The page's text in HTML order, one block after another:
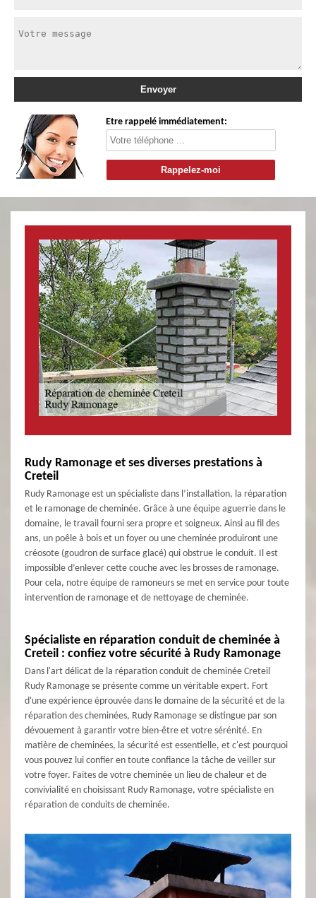
Etre rappelé immédiatement:
Rudy Ramonage et ses diverses prestations à
Creteil
Rudy Ramonage est un spécialiste dans l’installation, la réparation
et le ramonage de cheminée. Grâce à une équipe aguerrie dans le
domaine, le travail fourni sera propre et soigneux. Ainsi au fil des
ans, un poêle à bois et un foyer ou une cheminée produiront une
créosote (goudron de surface glacé) qui obstrue le conduit. Il est
impossible d’enlever cette couche avec les brosses de ramonage.
Pour cela, notre équipe de ramoneurs se met en service pour toute
intervention de ramonage et de nettoyage de cheminée.
Spécialiste en réparation conduit de cheminée à
Creteil : confiez votre sécurité à Rudy Ramonage
Dans l'art délicat de la réparation conduit de cheminée Creteil
Rudy Ramonage se présente comme un véritable expert. Fort
d'une expérience éprouvée dans le domaine de la sécurité et de la
réparation des cheminées, Rudy Ramonage se distingue par son
dévouement à garantir votre bien-être et votre sérénité. En
matière de cheminées, la sécurité est essentielle, et c'est pourquoi
vous pouvez lui confier en toute confiance la tâche de veiller sur
votre foyer. Faites de votre cheminée un lieu de chaleur et de
convivialité en choisissant Rudy Ramonage, votre spécialiste en
réparation de conduits de cheminée.